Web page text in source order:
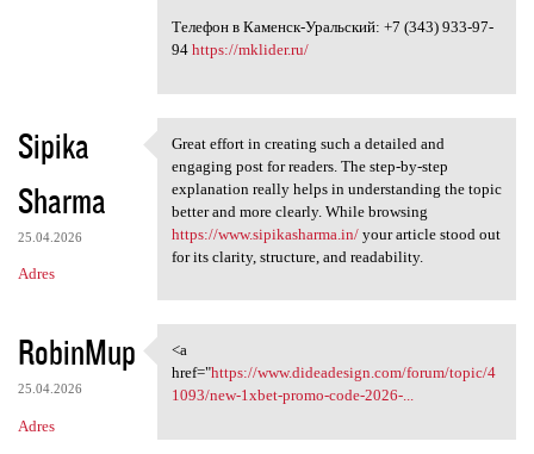
Телефон в Каменск-Уральский: +7 (343) 933-97-
94 https://mklider.ru/
Sipika
Sharma
25.04.2026
Adres
Great effort in creating such
Great effort in creating such a detailed and
engaging post for readers. The step-by-step
explanation really helps in understanding the topic
better and more clearly. While browsing
https://www.sipikasharma.in/your article stood out
for its clarity, structure, and readability.
RobinMup
25.04.2026
Adres
<a href="https://www
<a
href="https://www.dideadesign.com/forum/topic/4
1093/new-1xbet-promo-code-2026-...